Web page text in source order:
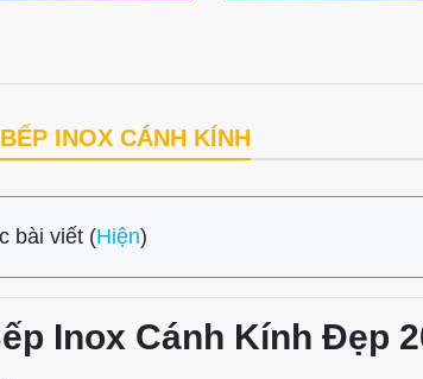
INOX CÁNH KÍNH
bài viết (Hiện)
Inox Cánh Kính Đẹp